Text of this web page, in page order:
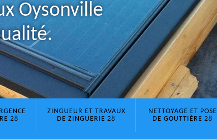
Oysonville
28
ZINGUEUR ET TRAVAUX
DE ZINGUERIE 28
NETTOYAGE ET POSE
DE GOUTTIÈRE 28